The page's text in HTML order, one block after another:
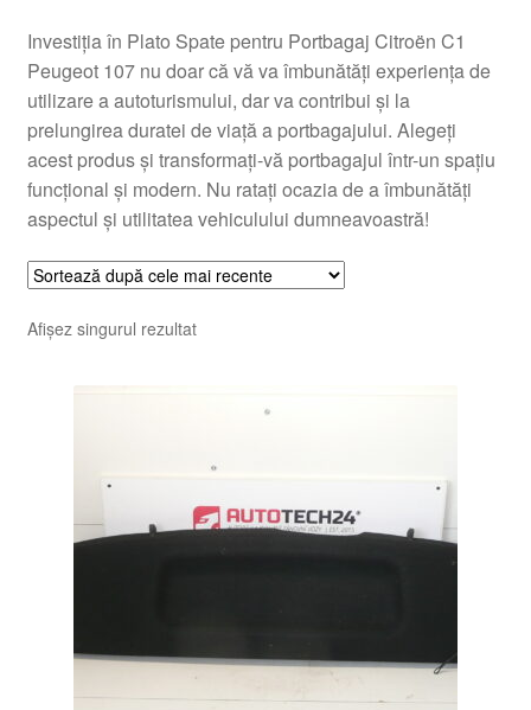
Investiția în Plato Spate pentru Portbagaj Citroën C1
Peugeot 107 nu doar că vă va îmbunătăți experiența de
utilizare a autoturismului, dar va contribui și la
prelungirea duratei de viață a portbagajului. Alegeți
acest produs și transformați-vă portbagajul într-un spațiu
funcțional și modern. Nu ratați ocazia de a îmbunătăți
aspectul și utilitatea vehiculului dumneavoastră!
Afișez singurul rezultat